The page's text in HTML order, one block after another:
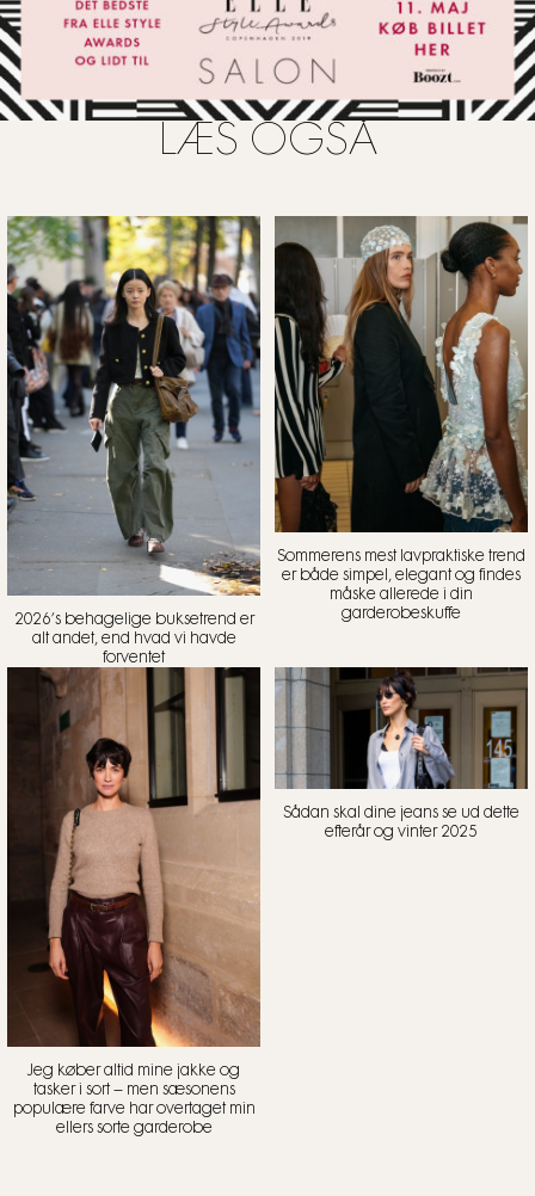
LÆS OGSÅ
2026’s behagelige buksetrend er
alt andet, end hvad vi havde
forventet
Sommerens mest lavpraktiske trend
er både simpel, elegant og findes
måske allerede i din
garderobeskuffe
Jeg køber altid mine jakke og
tasker i sort – men sæsonens
populære farve har overtaget min
ellers sorte garderobe
Sådan skal dine jeans se ud dette
efterår og vinter 2025